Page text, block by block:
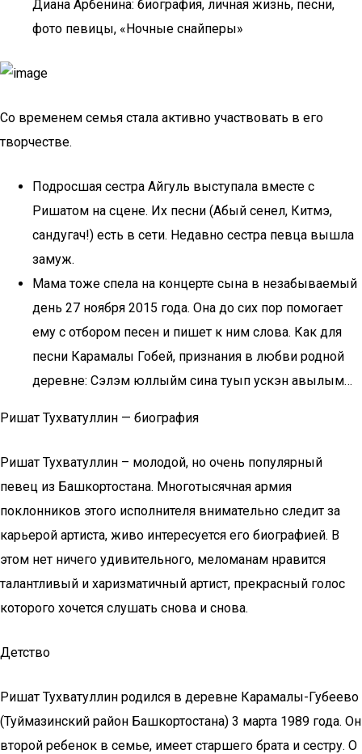
Диана Арбенина: биография, личная жизнь, песни,
фото певицы, «Ночные снайперы»
Со временем семья стала активно участвовать в его
творчестве.
Подросшая сестра Айгуль выступала вместе с
Ришатом на сцене. Их песни (Абый сенел, Китмэ,
сандугач!) есть в сети. Недавно сестра певца вышла
замуж.
Мама тоже спела на концерте сына в незабываемый
день 27 ноября 2015 года. Она до сих пор помогает
ему с отбором песен и пишет к ним слова. Как для
песни Карамалы Гобей, признания в любви родной
деревне: Сэлэм юллыйм сина туып ускэн авылым…
Ришат Тухватуллин — биография
Ришат Тухватуллин – молодой, но очень популярный
певец из Башкортостана. Многотысячная армия
поклонников этого исполнителя внимательно следит за
карьерой артиста, живо интересуется его биографией. В
этом нет ничего удивительного, меломанам нравится
талантливый и харизматичный артист, прекрасный голос
которого хочется слушать снова и снова.
Детство
Ришат Тухватуллин родился в деревне Карамалы-Губеево
(Туймазинский район Башкортостана) 3 марта 1989 года. Он
второй ребенок в семье, имеет старшего брата и сестру. О